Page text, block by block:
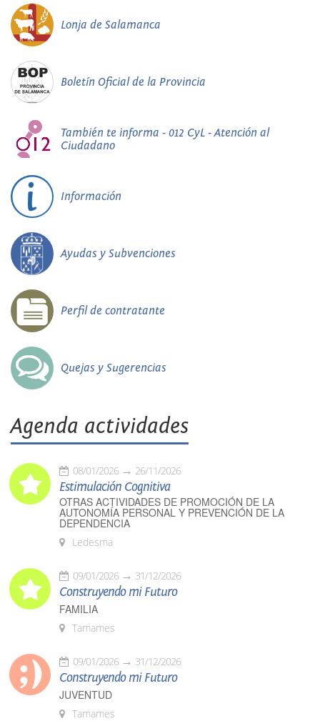
Lonja de Salamanca
Boletín Oficial de la Provincia
También te informa - 012 CyL - Atención al
Ciudadano
Información
Ayudas y Subvenciones
Perfil de contratante
Quejas y Sugerencias
Agenda actividades
08/01/2026 26/11/2026
Estimulación Cognitiva
OTRAS ACTIVIDADES DE PROMOCIÓN DE LA
AUTONOMÍA PERSONAL Y PREVENCIÓN DE LA
DEPENDENCIA
Ledesma
09/01/2026 31/12/2026
Construyendo mi Futuro
FAMILIA
Tamames
09/01/2026 31/12/2026
Construyendo mi Futuro
JUVENTUD
Tamames